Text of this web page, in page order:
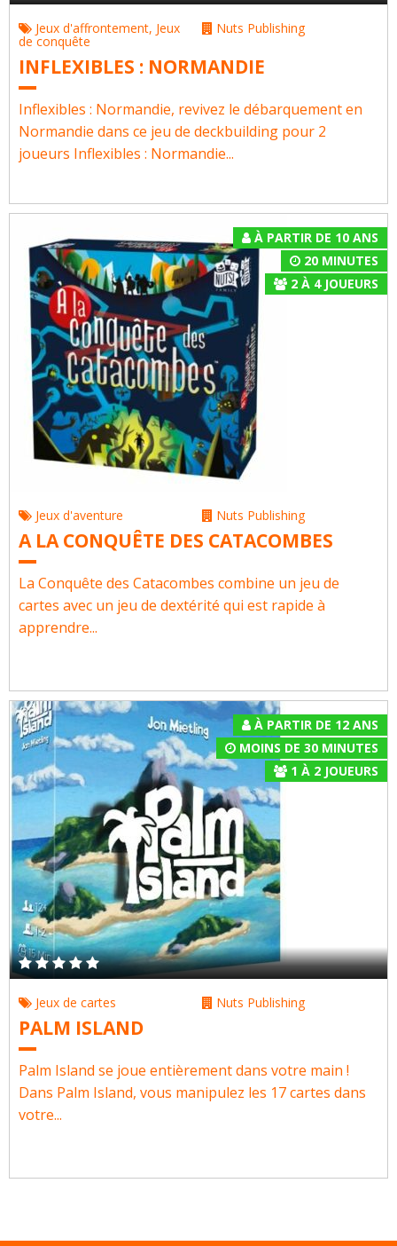
Jeux d'affrontement, Jeux
de conquête
Nuts Publishing
INFLEXIBLES : NORMANDIE
Inflexibles : Normandie, revivez le débarquement en
Normandie dans ce jeu de deckbuilding pour 2
joueurs Inflexibles : Normandie...
À PARTIR DE 10 ANS
20 MINUTES
2À 4JOUEURS
Jeux d'aventure Nuts Publishing
A LA CONQUÊTE DES CATACOMBES
La Conquête des Catacombes combine un jeu de
cartes avec un jeu de dextérité qui est rapide à
apprendre...
À PARTIR DE 12 ANS
MOINS DE 30 MINUTES
1 À 2JOUEURS
Jeux de cartes Nuts Publishing
PALM ISLAND
Palm Island se joue entièrement dans votre main !
Dans Palm Island, vous manipulez les 17 cartes dans
votre...